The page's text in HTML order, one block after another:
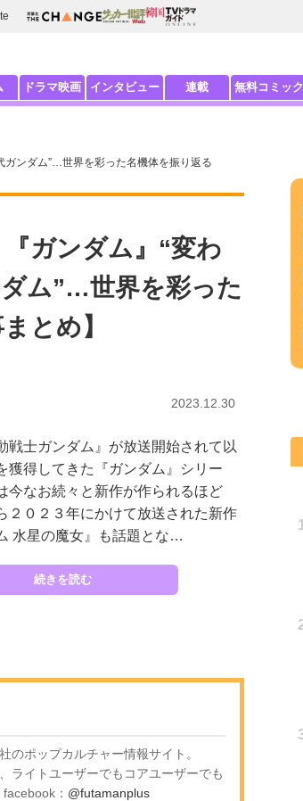
ドラマ映画 インタビュー 連載 無料コミック
ガンダム”…世界を彩った名機体を振り返る
ガンダム』“変わ
ム”…世界を彩った
とめ】
2023.12.30
戦士ガンダム』が放送開始されて以
獲得してきた『ガンダム』シリー
今なお続々と新作が作られるほど
２０２３年にかけて放送された新作
水星の魔女』も話題とな…
続きを読む
のポップカルチャー情報サイト。
ライトユーザーでもコアユーザーでも
facebook： @futamanplus